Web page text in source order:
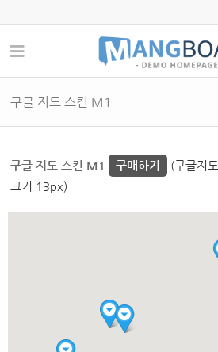
구글 지도 스킨 M1
구글 지도 스킨 M1 구매하기
(구글지
크기 13px)